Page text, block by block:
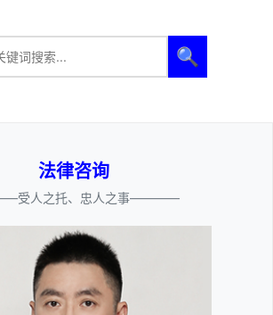
🔍
法律咨询
人之托、忠人之事————